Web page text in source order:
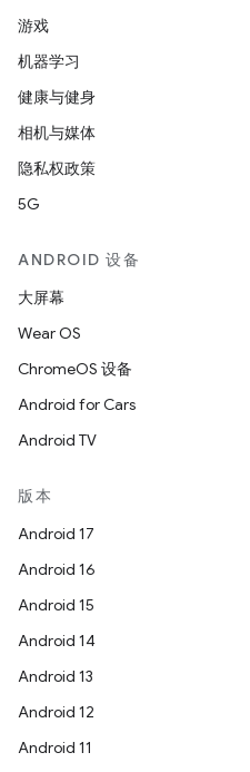
游戏
机器学习
健康与健身
相机与媒体
隐私权政策
5G
ANDROID 设备
大屏幕
Wear OS
ChromeOS 设备
Android for Cars
Android TV
版本
Android 17
Android 16
Android 15
Android 14
Android 13
Android 12
Android 11